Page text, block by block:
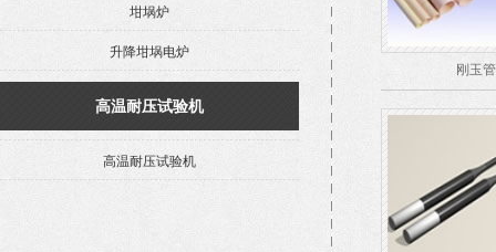
坩埚炉
升降坩埚电炉
高温耐压试验机
高温耐压试验机
刚玉管